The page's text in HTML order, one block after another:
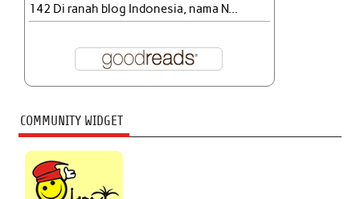
142 Di ranah blog Indonesia, nama N...
COMMUNITY WIDGET